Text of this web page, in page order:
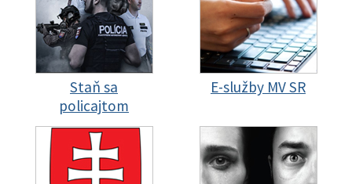
Staň sa
policajtom
E-služby MV SR